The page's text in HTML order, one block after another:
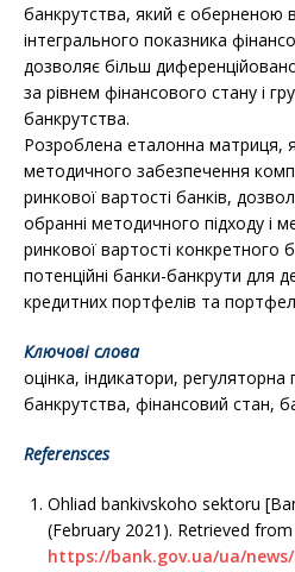
банкрутства, який є оберненою
інтегрального показника
дозволяє більш
за рівнем фінансового стану і
банкрутства.
Розроблена еталонна матриця,
методичного забезпечення
ринкової вартості банків,
обранні методичного підходу і
ринкової вартості конкретного
потенційні банки-банкрути для
кредитних портфелів та
Ключові слова
оцінка, індикатори, регуляторна
банкрутства, фінансовий стан,
Referensces
Ohliad bankivskoho sektoru
(February 2021). Retrieved from
https://bank.gov.ua/ua/